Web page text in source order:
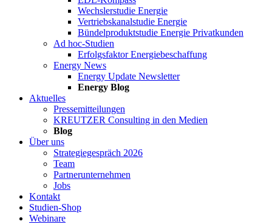
Wechslerstudie Energie
Vertriebskanalstudie Energie
Bündelproduktstudie Energie Privatkunden
Ad hoc-Studien
Erfolgsfaktor Energiebeschaffung
Energy News
Energy Update Newsletter
Energy Blog
Aktuelles
Pressemitteilungen
KREUTZER Consulting in den Medien
Blog
Über uns
Strategiegespräch 2026
Team
Partnerunternehmen
Jobs
Kontakt
Studien-Shop
Webinare